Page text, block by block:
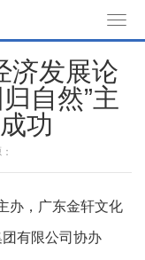
o
济发展论
自然”主
功
：
办，广东金轩文化
有限公司协办